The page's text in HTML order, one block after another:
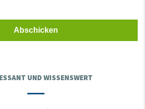
Abschicken
UND WISSENSWERT